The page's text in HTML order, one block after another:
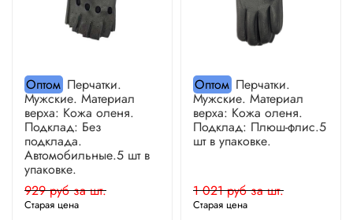
ОптомПерчатки.
Мужские. Материал
верха: Кожа оленя.
Подклад: Без
подклада.
Автомобильные.5 шт в
упаковке.
929 руб за шт.
Старая цена
ОптомПерчатки.
Мужские. Материал
верха: Кожа оленя.
Подклад: Плюш-флис.5
шт в упаковке.
1 021 руб за шт.
Старая цена